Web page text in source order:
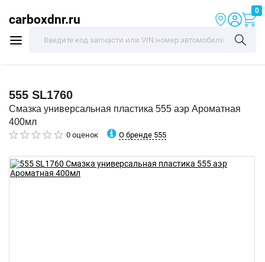
carboxdnr.ru
0
555 SL1760
Смазка универсальная пластика 555 аэр Ароматная
400мл
0 оценок О бренде 555